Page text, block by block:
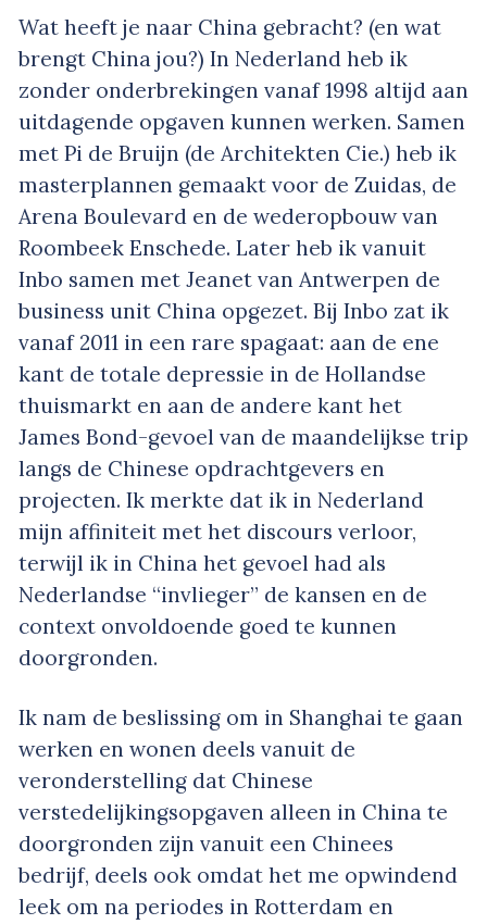
Wat heeft je naar China gebracht? (en wat
brengt China jou?) In Nederland heb ik
zonder onderbrekingen vanaf 1998 altijd aan
uitdagende opgaven kunnen werken. Samen
met Pi de Bruijn (de Architekten Cie.) heb ik
masterplannen gemaakt voor de Zuidas, de
Arena Boulevard en de wederopbouw van
Roombeek Enschede. Later heb ik vanuit
Inbo samen met Jeanet van Antwerpen de
business unit China opgezet. Bij Inbo zat ik
vanaf 2011 in een rare spagaat: aan de ene
kant de totale depressie in de Hollandse
thuismarkt en aan de andere kant het
James Bond-gevoel van de maandelijkse trip
langs de Chinese opdrachtgevers en
projecten. Ik merkte dat ik in Nederland
mijn affiniteit met het discours verloor,
terwijl ik in China het gevoel had als
Nederlandse “invlieger” de kansen en de
context onvoldoende goed te kunnen
doorgronden.
Ik nam de beslissing om in Shanghai te gaan
werken en wonen deels vanuit de
veronderstelling dat Chinese
verstedelijkingsopgaven alleen in China te
doorgronden zijn vanuit een Chinees
bedrijf, deels ook omdat het me opwindend
leek om na periodes in Rotterdam en